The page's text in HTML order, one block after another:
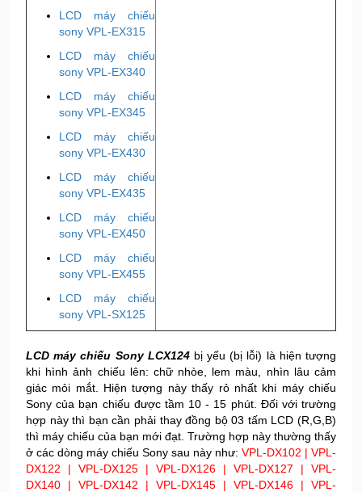
LCD máy chiếu
sony VPL-EX315
LCD máy chiếu
sony VPL-EX340
LCD máy chiếu
sony VPL-EX345
LCD máy chiếu
sony VPL-EX430
LCD máy chiếu
sony VPL-EX435
LCD máy chiếu
sony VPL-EX450
LCD máy chiếu
sony VPL-EX455
LCD máy chiếu
sony VPL-SX125
LCD máy chiếu Sony LCX124bị yếu (bị lỗi) là hiện tượng
khi hình ảnh chiếu lên: chữ nhòe, lem màu, nhìn lâu cảm
giác mỏi mắt. Hiện tượng này thấy rỏ nhất khi máy chiếu
Sony của bạn chiếu được tầm 10 - 15 phút. Đối với trường
hợp này thì bạn cần phải thay đồng bộ 03 tấm LCD (R,G,B)
thì máy chiếu của bạn mới đạt. Trường hợp này thường thấy
ở các dòng máy chiếu Sony sau này như: VPL-DX102 | VPL-
DX122 | VPL-DX125 | VPL-DX126 | VPL-DX127 | VPL-
DX140 | VPL-DX142 | VPL-DX145 | VPL-DX146 | VPL-